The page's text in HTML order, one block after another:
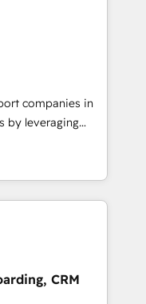
marketing,
accelerating your
an undisputed
designed to
optimize your
our growth-first
their
companies in
by leveraging
marketing and
Our offer spans
in CRM
design, sales
tech companies
are committed to
their
through
CRM